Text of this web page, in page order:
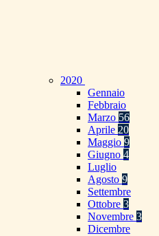
2020
Gennaio
Febbraio
Marzo 56
Aprile 20
Maggio 9
Giugno 4
Luglio
Agosto 9
Settembre
Ottobre 3
Novembre 3
Dicembre